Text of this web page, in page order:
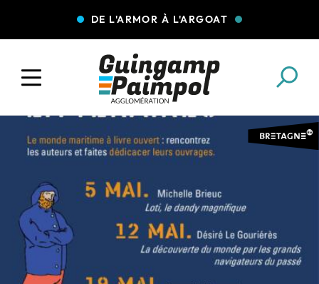
DE L'ARMOR À L'ARGOAT
COLLECTE DES DÉCHETS EAU ET ASSAINISSEMENT
ENFANCE JEUNESSE L'AGGLO' RECRUTE